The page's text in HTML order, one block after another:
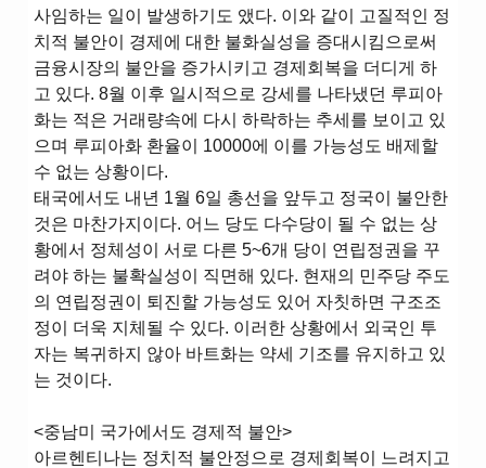
사임하는 일이 발생하기도 앴다. 이와 같이 고질적인 정
치적 불안이 경제에 대한 불화실성을 증대시킴으로써
금융시장의 불안을 증가시키고 경제회복을 더디게 하
고 있다. 8월 이후 일시적으로 강세를 나타냈던 루피아
화는 적은 거래량속에 다시 하락하는 추세를 보이고 있
으며 루피아화 환율이 10000에 이를 가능성도 배제할
수 없는 상황이다.
태국에서도 내년 1월 6일 총선을 앞두고 정국이 불안한
것은 마찬가지이다. 어느 당도 다수당이 될 수 없는 상
황에서 정체성이 서로 다른 5~6개 당이 연립정권을 꾸
려야 하는 불확실성이 직면해 있다. 현재의 민주당 주도
의 연립정권이 퇴진할 가능성도 있어 자칫하면 구조조
정이 더욱 지체될 수 있다. 이러한 상황에서 외국인 투
자는 복귀하지 않아 바트화는 약세 기조를 유지하고 있
는 것이다.
<중남미 국가에서도 경제적 불안>
아르헨티나는 정치적 불안정으로 경제회복이 느려지고